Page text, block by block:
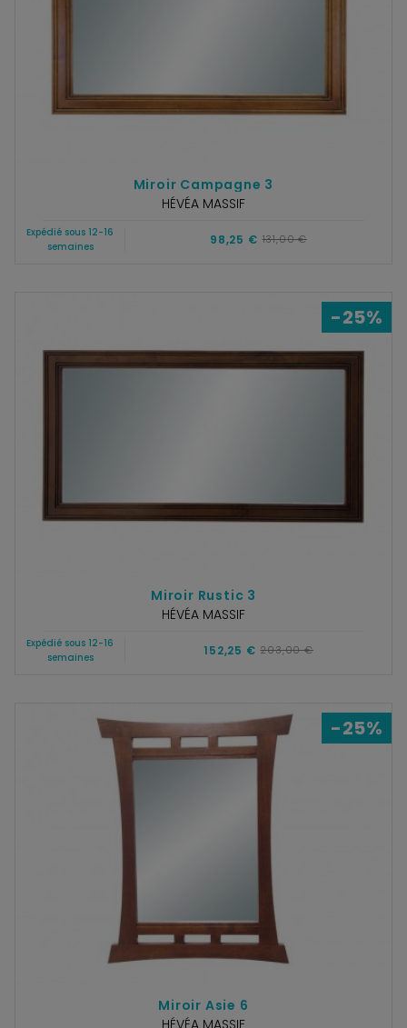
Miroir Campagne 3
HÉVÉA MASSIF
Expédié sous 12-16
semaines
98,25 € 131,00 €
-25%
Miroir Rustic 3
HÉVÉA MASSIF
Expédié sous 12-16
semaines
152,25 € 203,00 €
-25%
Miroir Asie 6